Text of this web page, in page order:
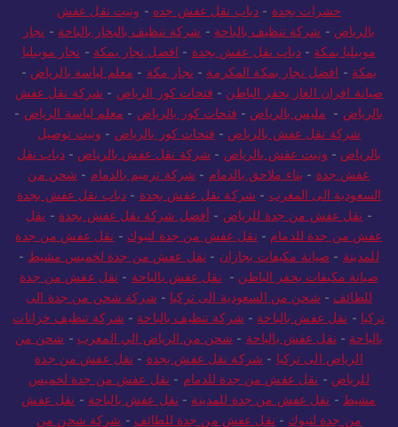
حشرات بجدة - دباب نقل عفش جده - ونيت نقل عفش
بالرياض - شركة تنظيف بالباحة - شركة تنظيف بالبخار بالباحة - نجار
موبيليا بمكة -دباب نقل عفش بجدة - افضل نجار بمكة - نجار موبيليا
بمكة - افضل نجار بمكة المكرمة - نجار مكة - معلم لياسة بالرياض -
صيانة افران الغاز بحفر الباطن - فتحات كور الرياض - شركة نقل عفش
بالرياض - مليس بالرياض - فتحات كور بالرياض - معلم لياسة الرياض -
شركة نقل عفش بالرياض - فتحات كور بالرياض - ونيت توصيل
بالرياض - ونيت عفش بالرياض - شركة نقل عفش بالرياض -دباب نقل
عفش جدة - بناء ملاحق بالدمام - شركة ترميم بالدمام - شحن من
السعودية الى المغرب - شركة نقل عفش بجدة - دباب نقل عفش بجدة
- نقل عفش من جدة للرياض - أفضل شركة نقل عفش بجدة - نقل
عفش من جدة للدمام - نقل عفش من جدة لتبوك - نقل عفش من جدة
للمدينة - صيانة مكيفات بجازان - نقل عفش من جدة لخميس مشيط -
صيانة مكيفات بحفر الباطن - نقل عفش بالباحة - نقل عفش من جدة
للطائف - شحن من السعودية الى تركيا - شركة شحن من جدة الى
تركيا - نقل عفش بالباحة - شركة تنظيف بالباحة - شركة تنظيف خزانات
بالباحة - نقل عفش بالباحة - شحن من الرياض الي المغرب - شحن من
الرياض الى تركيا - شركة نقل عفش بجدة - نقل عفش من جدة
للرياض - نقل عفش من جدة للدمام - نقل عفش من جدة لخميس
مشيط - نقل عفش من جدة للمدينة - نقل عفش بالباحة - نقل عفش
من جدة لتبوك - نقل عفش من جدة للطائف - شركة شحن من